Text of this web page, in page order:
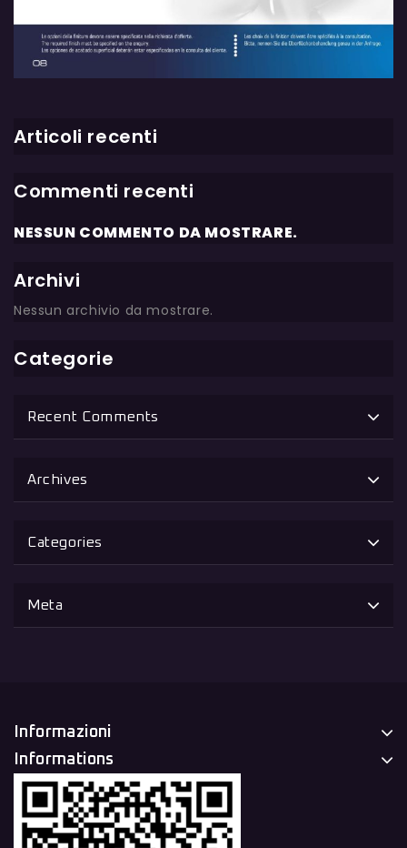
Articoli recenti
Commenti recenti
NESSUN COMMENTO DA MOSTRARE.
Archivi
Nessun archivio da mostrare.
Categorie
Recent Comments
Archives
Categories
Meta
Informazioni
Informations